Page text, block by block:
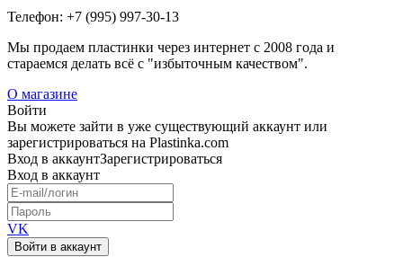
Телефон: +7 (995) 997-30-13
Мы продаем пластинки через интернет c 2008 года и
стараемся делать всё с "избыточным качеством".
О магазине
Войти
Вы можете зайти в уже существующий аккаунт или
зарегистрироваться на Plastinka.com
Вход в аккаунтЗарегистрироваться
Вход в аккаунт
VK
Войти в аккаунт